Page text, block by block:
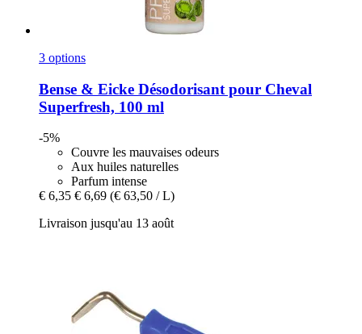
3 options
Bense & Eicke Désodorisant pour Cheval
Superfresh, 100 ml
-5%
Couvre les mauvaises odeurs
Aux huiles naturelles
Parfum intense
€ 6,35 € 6,69 (€ 63,50 / L)
Livraison jusqu'au 13 août